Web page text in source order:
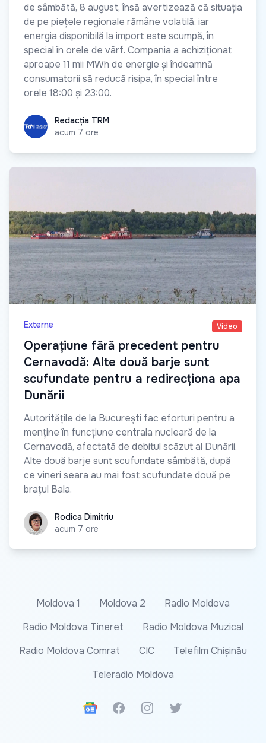
de sâmbătă, 8 august, însă avertizează că situația
de pe piețele regionale rămâne volatilă, iar
energia disponibilă la import este scumpă, în
special în orele de vârf. Compania a achiziționat
aproape 11 mii MWh de energie și îndeamnă
consumatorii să reducă risipa, în special între
orele 18:00 și 23:00.
Redacția TRM
Redacția TRM
acum 7 ore
Externe Video
Operațiune fără precedent pentru
Cernavodă: Alte două barje sunt
scufundate pentru a redirecționa apa
Dunării
Autoritățile de la București fac eforturi pentru a
menține în funcțiune centrala nucleară de la
Cernavodă, afectată de debitul scăzut al Dunării.
Alte două barje sunt scufundate sâmbătă, după
ce vineri seara au mai fost scufundate două pe
brațul Bala.
Rodica Dimitriu
Rodica Dimitriu
acum 7 ore
Moldova 1 Moldova 2
Radio Moldova
Radio Moldova Tineret
Radio Moldova Muzical
Radio Moldova Comrat
CIC
Telefilm Chișinău
Teleradio Moldova
Google News
FacebookInstagramTwitter